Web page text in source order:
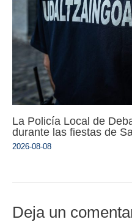
La Policía Local de
durante las fiestas de
2026-08-08
Deja un